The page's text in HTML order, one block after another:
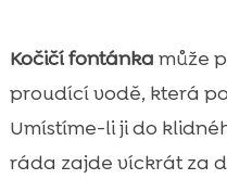
Kočičí fontánka může
proudící vodě, která
Umístíme-li ji do
ráda zajde víckrát za